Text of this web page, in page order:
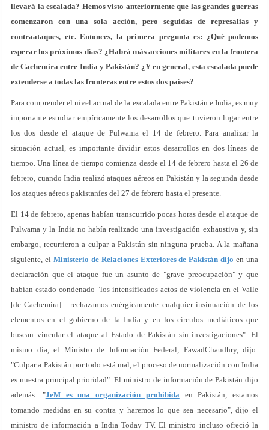
llevará la escalada? Hemos visto anteriormente que las grandes guerras
comenzaron con una sola acción, pero seguidas de represalias y
contraataques, etc. Entonces, la primera pregunta es: ¿Qué podemos
esperar los próximos días? ¿Habrá más acciones militares en la frontera
de Cachemira entre India y Pakistán? ¿Y en general, esta escalada puede
extenderse a todas las fronteras entre estos dos países?
Para comprender el nivel actual de la escalada entre Pakistán e India, es muy
importante estudiar empíricamente los desarrollos que tuvieron lugar entre
los dos desde el ataque de Pulwama el 14 de febrero. Para analizar la
situación actual, es importante dividir estos desarrollos en dos líneas de
tiempo. Una línea de tiempo comienza desde el 14 de febrero hasta el 26 de
febrero, cuando India realizó ataques aéreos en Pakistán y la segunda desde
los ataques aéreos pakistaníes del 27 de febrero hasta el presente.
El 14 de febrero, apenas habían transcurrido pocas horas desde el ataque de
Pulwama y la India no había realizado una investigación exhaustiva y, sin
embargo, recurrieron a culpar a Pakistán sin ninguna prueba. A la mañana
siguiente, el Ministerio de Relaciones Exteriores de Pakistán dijo en una
declaración que el ataque fue un asunto de "grave preocupación" y que
habían estado condenado "los intensificados actos de violencia en el Valle
[de Cachemira]... rechazamos enérgicamente cualquier insinuación de los
elementos en el gobierno de la India y en los círculos mediáticos que
buscan vincular el ataque al Estado de Pakistán sin investigaciones". El
mismo día, el Ministro de Información Federal, FawadChaudhry, dijo:
"Culpar a Pakistán por todo está mal, el proceso de normalización con India
es nuestra principal prioridad". El ministro de información de Pakistán dijo
además: "JeM es una organización prohibidaen Pakistán, estamos
tomando medidas en su contra y haremos lo que sea necesario", dijo el
ministro de información a India Today TV. El ministro incluso ofreció la